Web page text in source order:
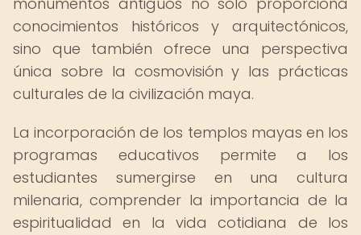
conocimientos históricos y arquitectónicos,
sino que también ofrece una perspectiva
única sobre la cosmovisión y las prácticas
culturales de la civilización maya.
La incorporación de los templos mayas en los
programas educativos permite a los
estudiantes sumergirse en una cultura
milenaria, comprender la importancia de la
espiritualidad en la vida cotidiana de los